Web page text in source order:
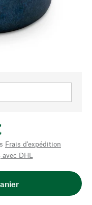
Frais d'expédition
DHL